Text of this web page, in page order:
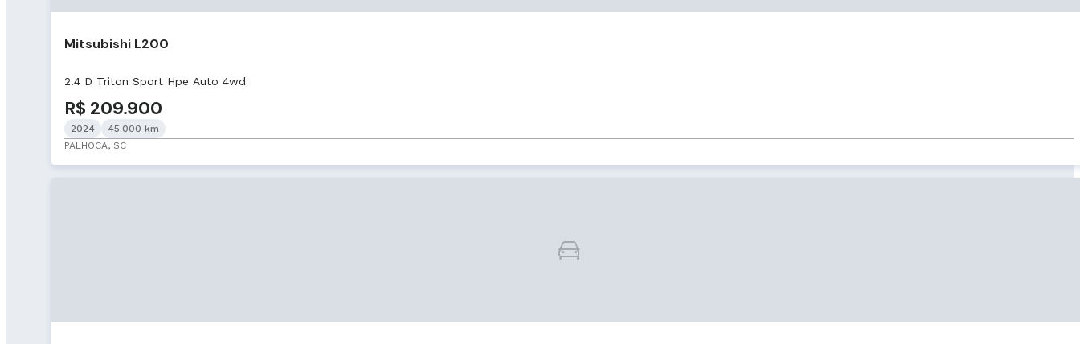
Mitsubishi L200
2.4 D Triton Sport Hpe Auto 4wd
R$ 209.900
2024
45.000 km
PALHOCA, SC